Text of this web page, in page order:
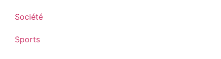
Société
Sports